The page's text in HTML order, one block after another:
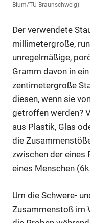
Blum/TU Braunschweig)
Der verwendete
millimetergroße,
unregelmäßige,
Gramm davon in
zentimetergroße
diesen, wenn sie
getroffen werden?
aus Plastik, Glas
die
zwischen der eines
eines Menschen
Um die Schwere-
Zusammenstoß im